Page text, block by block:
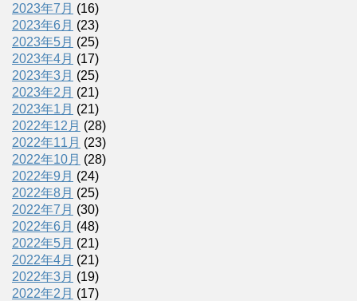
2023年7月 (16)
2023年6月 (23)
2023年5月 (25)
2023年4月 (17)
2023年3月 (25)
2023年2月 (21)
2023年1月 (21)
2022年12月 (28)
2022年11月 (23)
2022年10月 (28)
2022年9月 (24)
2022年8月 (25)
2022年7月 (30)
2022年6月 (48)
2022年5月 (21)
2022年4月 (21)
2022年3月 (19)
2022年2月 (17)